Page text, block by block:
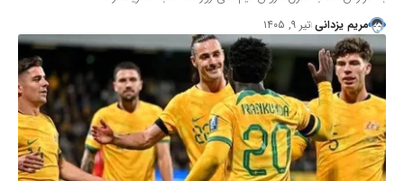
مریم یزدانی تیر ۹, ۱۴۰۵